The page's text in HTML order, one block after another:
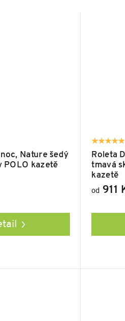
Nature šedý
POLO kazetě
Roleta
tmavá
kazetě
od 911